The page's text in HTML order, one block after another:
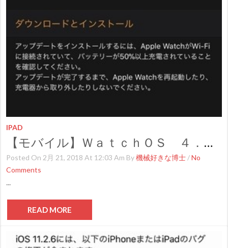
IPAD
【モバイル】ＷａｔｃｈＯＳ ４．２．３提供開始
Posted On 2月 21, 2018 At 12:03 Am By機械好きな博士 /No
Comments
...
READ MORE